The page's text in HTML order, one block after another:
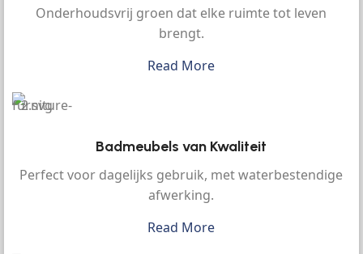
Onderhoudsvrij groen dat elke ruimte tot leven
brengt.
Read More
Badmeubels van Kwaliteit
Perfect voor dagelijks gebruik, met waterbestendige
afwerking.
Read More